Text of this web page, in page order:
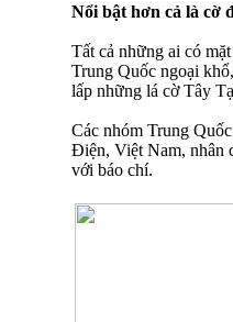
Nổi bật hơn cả là cờ
Tất cả những ai có
Trung Quốc ngoại
lấp những lá cờ Tây
Các nhóm Trung
Điện, Việt Nam, nhân
với báo chí.